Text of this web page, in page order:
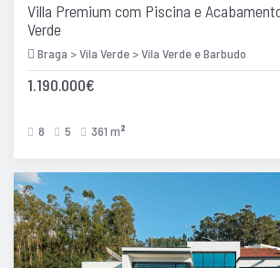
Villa Premium com Piscina e
Verde
Braga > Vila Verde > Vila Verde e Barbudo
1.190.000€
8 5 361 m 2